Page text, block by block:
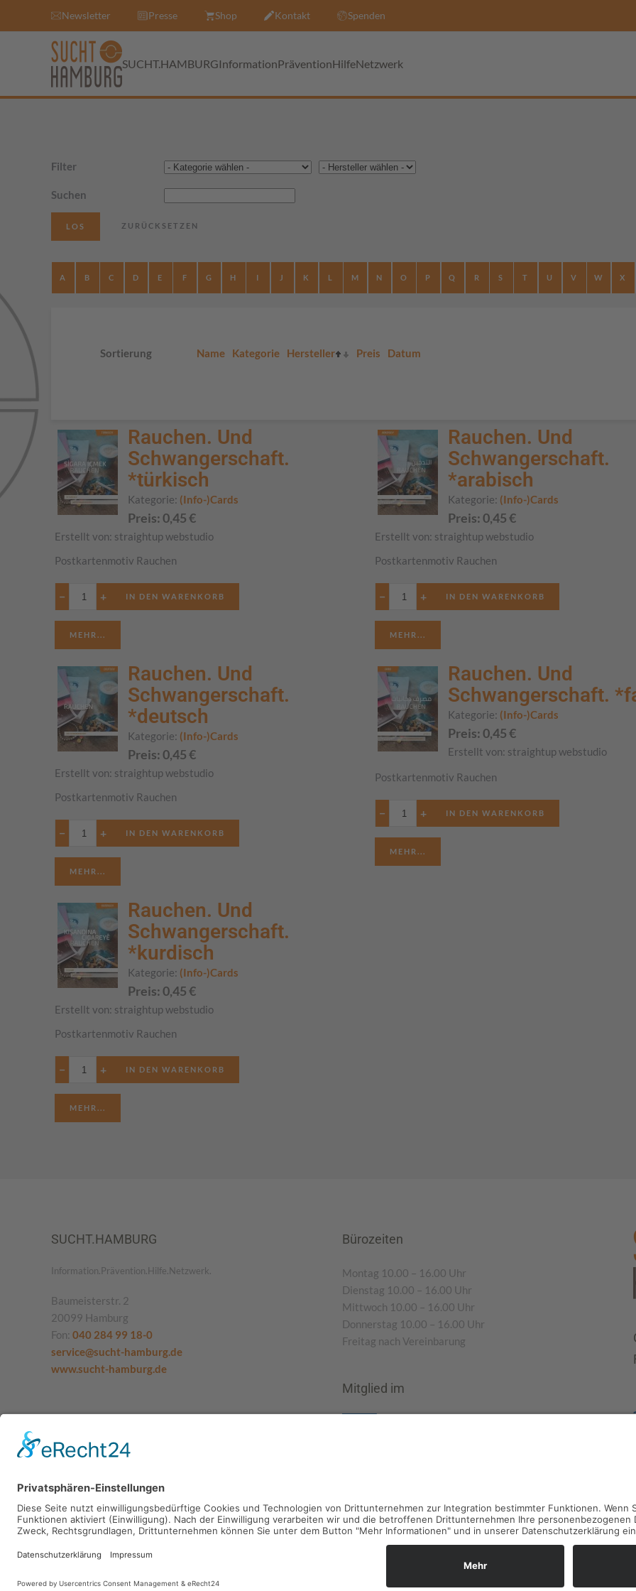
Newsletter Presse Shop Kontakt Spenden
SUCHT.HAMBURGInformationPräventionHilfeNetzwerk
Filter
Suchen
A B C D E F G H I J K L M N O P Q R S T U V W X
Sortierung Name Kategorie Hersteller Preis Datum
Rauchen. Und
Schwangerschaft.
*türkisch
Kategorie: (Info-)Cards
Preis: 0,45€
Erstellt von: straightup webstudio
Postkartenmotiv Rauchen
− +
MEHR...
Rauchen. Und
Schwangerschaft.
*arabisch
Kategorie: (Info-)Cards
Preis: 0,45€
Erstellt von: straightup webstudio
Postkartenmotiv Rauchen
− +
MEHR...
Rauchen. Und
Schwangerschaft.
*deutsch
Kategorie: (Info-)Cards
Preis: 0,45€
Erstellt von: straightup webstudio
Postkartenmotiv Rauchen
− +
MEHR...
Rauchen. Und
Schwangerschaft.
Kategorie: (Info-)Cards
Preis: 0,45€
Erstellt von: straightup webstudio
Postkartenmotiv Rauchen
− +
MEHR...
Rauchen. Und
Schwangerschaft.
*kurdisch
Kategorie: (Info-)Cards
Preis: 0,45€
Erstellt von: straightup webstudio
Postkartenmotiv Rauchen
− +
MEHR...
SUCHT.HAMBURG
Information.Prävention.Hilfe.Netzwerk.
Baumeisterstr. 2
20099 Hamburg
Fon: 040 284 99 18-0
service@sucht-hamburg.de
www.sucht-hamburg.de
Bürozeiten
Montag 10.00 – 16.00 Uhr
Dienstag 10.00 – 16.00 Uhr
Mittwoch 10.00 – 16.00 Uhr
Donnerstag 10.00 – 16.00 Uhr
Freitag nach Vereinbarung
Mitglied im
SUCHT.HAMBURG gGmbH